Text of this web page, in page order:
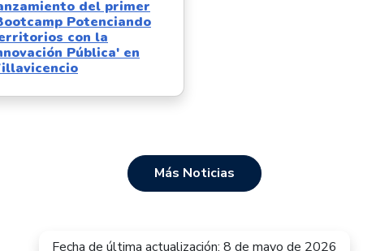
del primer
Potenciando
con la
Pública' en
Más Noticias
Fecha de última actualización: 8 de mayo de 2026